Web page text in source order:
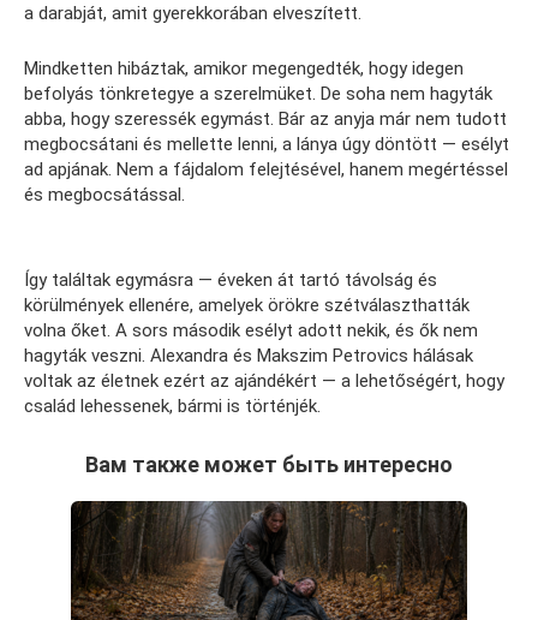
a darabját, amit gyerekkorában elveszített.
Mindketten hibáztak, amikor megengedték, hogy idegen
befolyás tönkretegye a szerelmüket. De soha nem hagyták
abba, hogy szeressék egymást. Bár az anyja már nem tudott
megbocsátani és mellette lenni, a lánya úgy döntött — esélyt
ad apjának. Nem a fájdalom felejtésével, hanem megértéssel
és megbocsátással.
Így találtak egymásra — éveken át tartó távolság és
körülmények ellenére, amelyek örökre szétválaszthatták
volna őket. A sors második esélyt adott nekik, és ők nem
hagyták veszni. Alexandra és Makszim Petrovics hálásak
voltak az életnek ezért az ajándékért — a lehetőségért, hogy
család lehessenek, bármi is történjék.
Вам также может быть интересно